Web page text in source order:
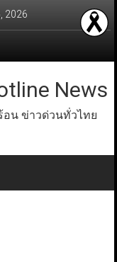
2026
News
อน ข่าวด่วนทั่วไทย